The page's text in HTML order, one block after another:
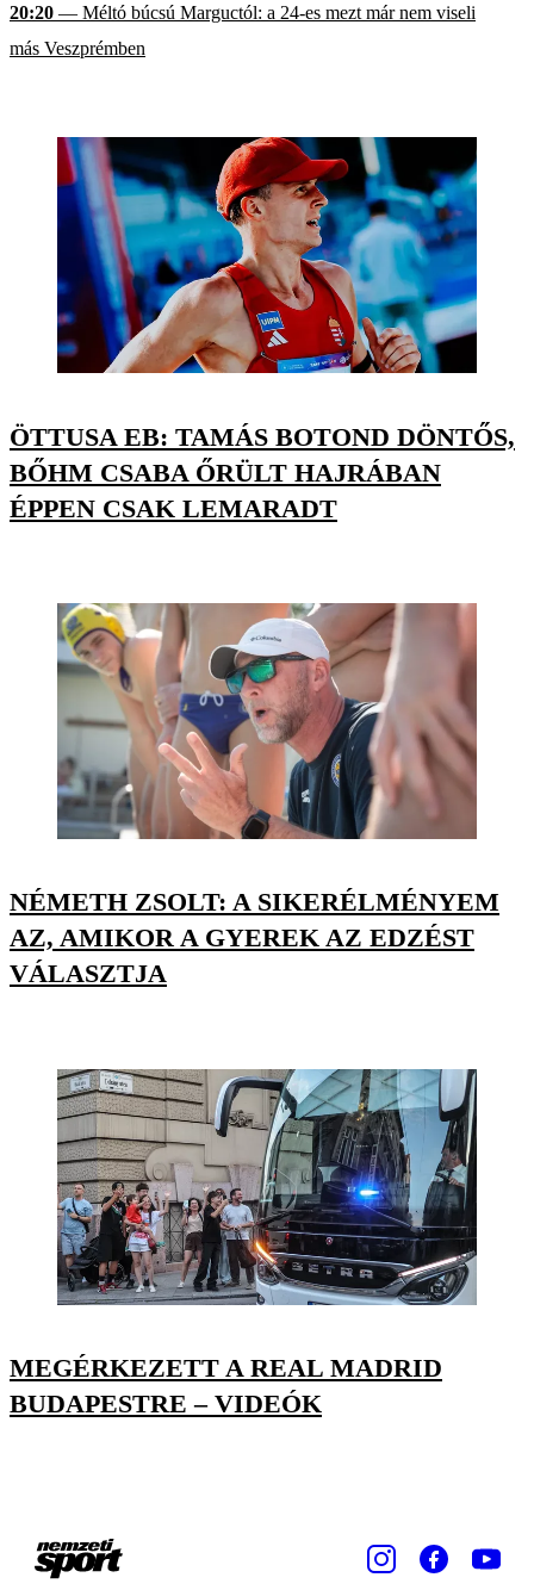
20:20 — Méltó búcsú Marguctól: a 24-es mezt már nem viseli
más Veszprémben
ÖTTUSA EB: TAMÁS BOTOND DÖNTŐS,
BŐHM CSABA ŐRÜLT HAJRÁBAN
ÉPPEN CSAK LEMARADT
NÉMETH ZSOLT: A SIKERÉLMÉNYEM
AZ, AMIKOR A GYEREK AZ EDZÉST
VÁLASZTJA
MEGÉRKEZETT A REAL MADRID
BUDAPESTRE – VIDEÓK